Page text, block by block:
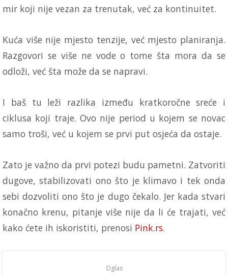
mir koji nije vezan za trenutak, već za kontinuitet.
Kuća više nije mjesto tenzije, već mjesto planiranja.
Razgovori se više ne vode o tome šta mora da se
odloži, već šta može da se napravi.
I baš tu leži razlika između kratkoročne sreće i
ciklusa koji traje. Ovo nije period u kojem se novac
samo troši, već u kojem se prvi put osjeća da ostaje.
Zato je važno da prvi potezi budu pametni. Zatvoriti
dugove, stabilizovati ono što je klimavo i tek onda
sebi dozvoliti ono što je dugo čekalo. Jer kada stvari
konačno krenu, pitanje više nije da li će trajati, već
kako ćete ih iskoristiti, prenosi Pink.rs.
Oglas